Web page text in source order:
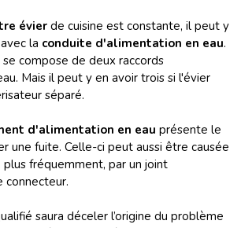
évier de cuisine est constante, il peut y
la conduite d'alimentation en eau.
compose de deux raccords
Mais il peut y en avoir trois si l'évier
séparé.
d'alimentation en eau présente le
une fuite. Celle-ci peut aussi être causée
plus fréquemment, par un joint
connecteur.
saura déceler l’origine du problème